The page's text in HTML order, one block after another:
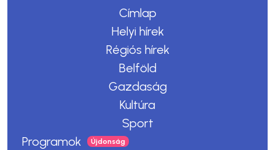
Címlap
Helyi hírek
Régiós hírek
Belföld
Gazdaság
Kultúra
Sport
Programok